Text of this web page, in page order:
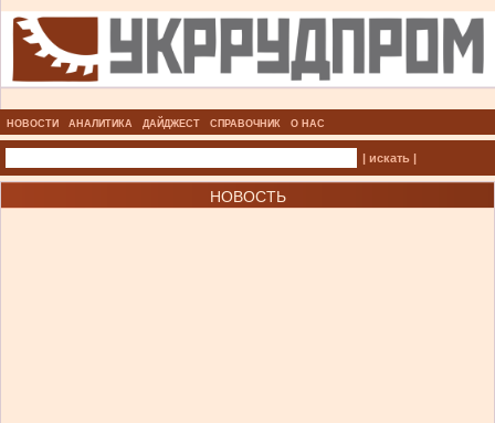
НОВОСТИ АНАЛИТИКА ДАЙДЖЕСТ СПРАВОЧНИК О НАС
| искать |
НОВОСТЬ